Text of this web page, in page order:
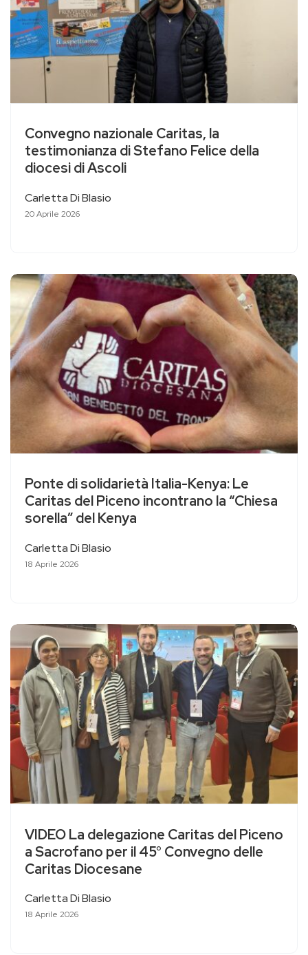
Convegno nazionale Caritas, la
testimonianza di Stefano Felice della
diocesi di Ascoli
Carletta Di Blasio
20 Aprile 2026
Ponte di solidarietà Italia-Kenya: Le
Caritas del Piceno incontrano la “Chiesa
sorella” del Kenya
Carletta Di Blasio
18 Aprile 2026
VIDEO La delegazione Caritas del Piceno
a Sacrofano per il 45° Convegno delle
Caritas Diocesane
Carletta Di Blasio
18 Aprile 2026